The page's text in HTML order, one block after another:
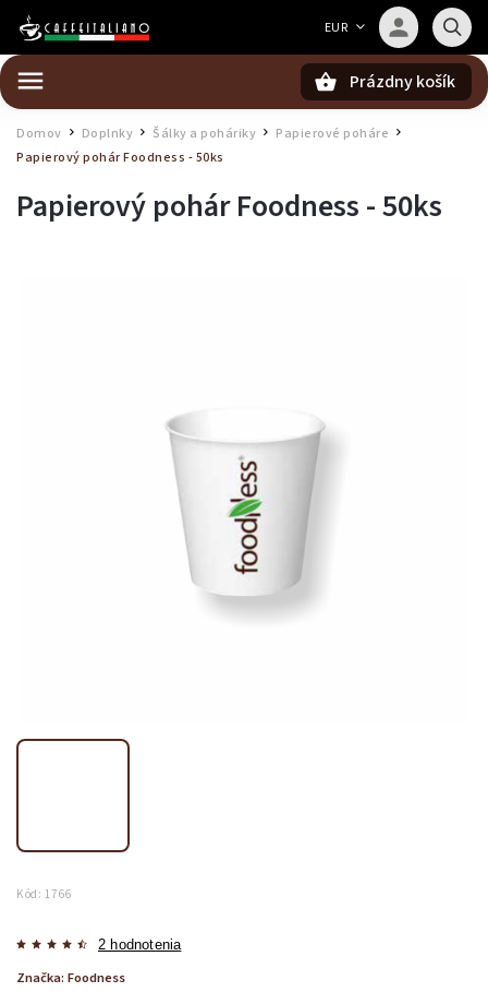
EUR
Prázdny košík
Domov Doplnky / Šálky a poháriky / Papierové poháre /
Papierový pohár Foodness - 50ks
Papierový pohár Foodness - 50ks
Kód: 1766
2 hodnotenia
Značka: Foodness
Barista — poradca Caffeitaliano